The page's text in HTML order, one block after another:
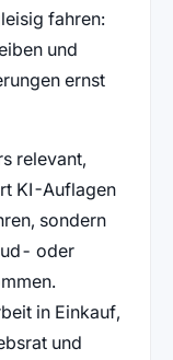
fahren:
und
ernst
relevant,
KI-Auflagen
sondern
oder
in Einkauf,
und